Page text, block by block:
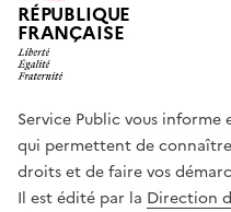
RÉPUBLIQUE
FRANÇAISE
Service Public vous informe
qui permettent de
droits et de faire vos
Il est édité par la Direction